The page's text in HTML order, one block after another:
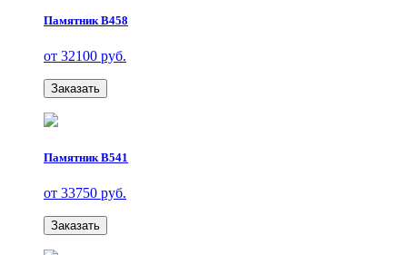
Памятник В458
от 32100 руб.
Заказать
Памятник В541
от 33750 руб.
Заказать